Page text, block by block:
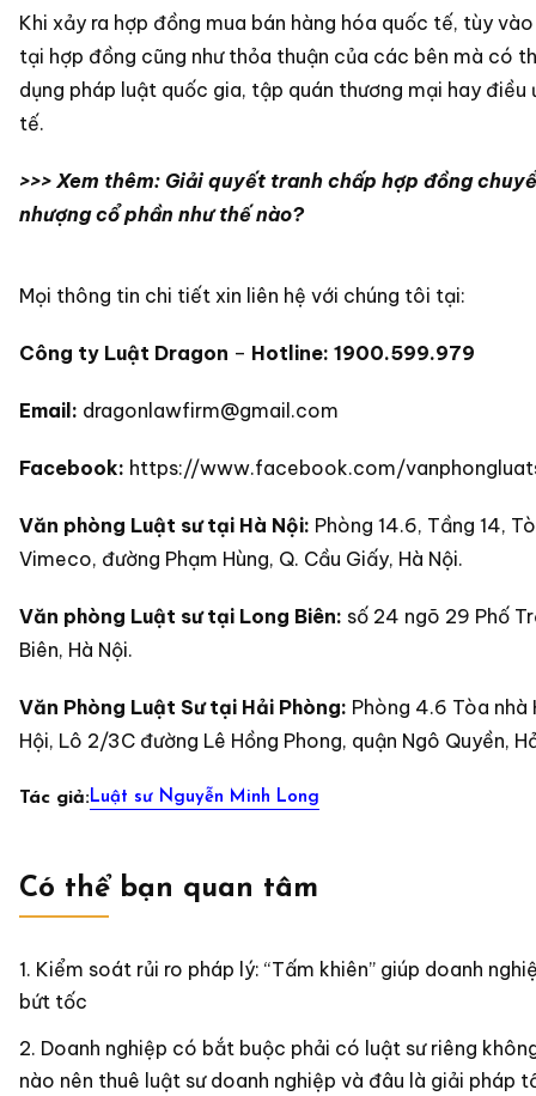
Khi xảy ra hợp đồng mua bán hàng hóa quốc tế, tùy
tại hợp đồng cũng như thỏa thuận của các bên mà có
dụng pháp luật quốc gia, tập quán thương mại hay điều
tế.
>>> Xem thêm: Giải quyết tranh chấp hợp đồng
nhượng cổ phần như thế nào?
Mọi thông tin chi tiết xin liên hệ với chúng tôi tại:
Công ty Luật Dragon – Hotline: 1900.599.979
Email: dragonlawfirm@gmail.com
Facebook: https://www.facebook.com/
Văn phòng Luật sư tại Hà Nội: Phòng 14.6, Tầng 14,
Vimeco, đường Phạm Hùng, Q. Cầu Giấy, Hà Nội.
Văn phòng Luật sư tại Long Biên: số 24 ngõ 29 Phố
Biên, Hà Nội.
Văn Phòng Luật Sư tại Hải Phòng: Phòng 4.6 Tòa nhà
Hội, Lô 2/3C đường Lê Hồng Phong, quận Ngô Quyền,
Tác giả:Luật sư Nguyễn Minh Long
Có thể bạn quan tâm
Kiểm soát rủi ro pháp lý: “Tấm khiên” giúp doanh
bứt tốc
Doanh nghiệp có bắt buộc phải có luật sư riêng
nào nên thuê luật sư doanh nghiệp và đâu là giải pháp